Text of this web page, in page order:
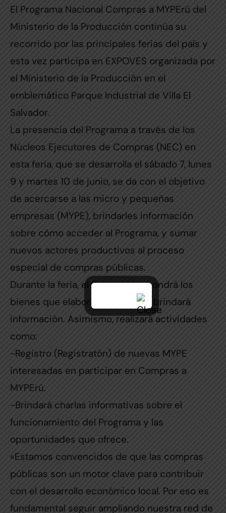
El Programa Nacional Compras a MYPErú del
Ministerio de la Producción continúa su
recorrido por las principales ferias del país y
esta vez participa en EXPOVES organizada por
el Ministerio de la Producción en el
emblemático Parque Industrial de Villa El
Salvador.
La presencia del Programa a través de los
Núcleos Ejecutores de Compras (NEC) en
esta feria, que se desarrolla el sábado 7, lunes
9 y martes 10 de junio, se da con el objetivo
de acercarse a las micro y pequeñas
empresas (MYPE), brindarles información
sobre cómo acceder al Programa, y sumar
nuevos actores productivos al proceso
especial de compras públicas.
Durante la feria, el Programa expondrá los
bienes que elaboran las MYPE y brindará
información. Asimismo, realizará actividades
como:
-Registro (Registratón) de nuevas MYPE
interesadas en participar en Compras a
MYPErú.
-Brindará charlas informativas sobre el
funcionamiento del Programa y las
oportunidades que ofrece.
«Estamos convencidos de que las compras
públicas son un motor clave para contribuir
con el desarrollo económico local. Por eso es
fundamental seguir ampliando nuestra red de